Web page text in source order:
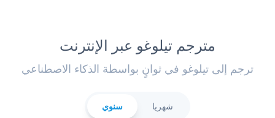
مترجم تيلوغو عبر الإنترنت
ترجم إلى تيلوغو في ثوانٍ بواسطة الذكاء الاصطناعي
شهريا سنوي